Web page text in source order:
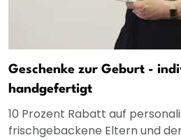
Geschenke zur Geburt -
handgefertigt
10 Prozent Rabatt auf
frischgebackene Eltern und